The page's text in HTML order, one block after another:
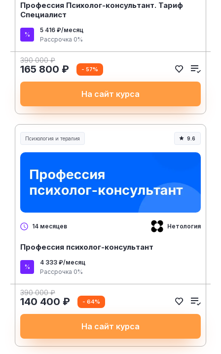
Профессия Психолог-консультант. Тариф
Специалист
5 416 ₽/месяц
Рассрочка 0%
390 000 ₽
165 800 ₽ - 57%
На сайт курса
Психология и терапия 9.6
14 месяцев Нетология
Профессия психолог-консультант
4 333 ₽/месяц
Рассрочка 0%
390 000 ₽
140 400 ₽ - 64%
На сайт курса